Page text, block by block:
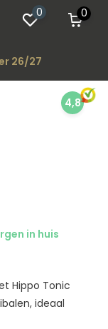
0 0
26/27
4,8
in huis
Hippo Tonic
ideaal